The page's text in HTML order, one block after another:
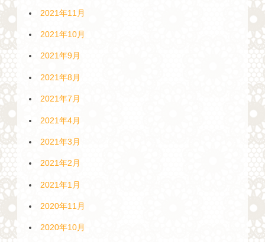
2021年11月
2021年10月
2021年9月
2021年8月
2021年7月
2021年4月
2021年3月
2021年2月
2021年1月
2020年11月
2020年10月